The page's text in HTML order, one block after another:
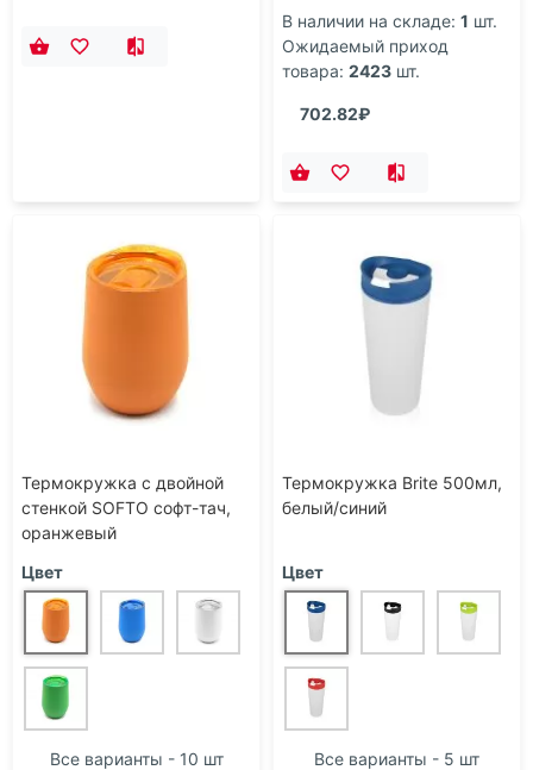
В наличии на складе: 1 шт.
Ожидаемый приход
товара: 2423 шт.
702.82₽
Термокружка с двойной
стенкой SOFTO софт-тач,
оранжевый
Цвет
Все варианты - 10 шт
Термокружка Brite 500мл,
белый/синий
Цвет
Все варианты - 5 шт